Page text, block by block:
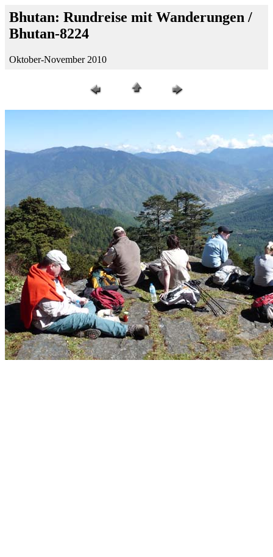
Bhutan: Rundreise mit Wanderungen /
Bhutan-8224
Oktober-November 2010